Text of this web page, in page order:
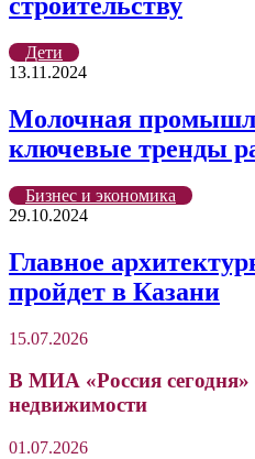
строительству
Дети
13.11.2024
Молочная
ключевые тренды
Бизнес и экономика
29.10.2024
Главное
пройдет в Казани
15.07.2026
В МИА «Россия
недвижимости
01.07.2026